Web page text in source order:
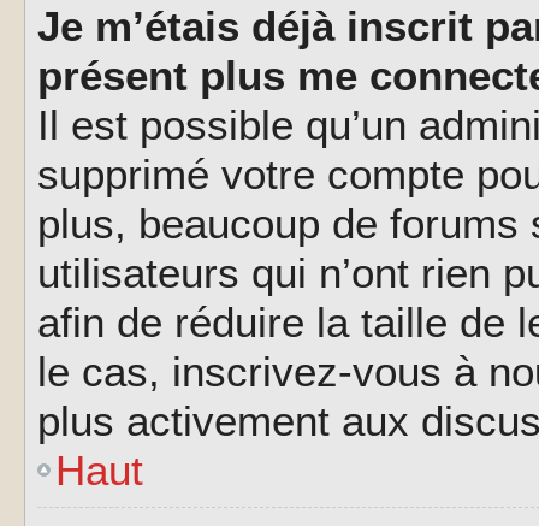
Je m’étais déjà inscrit
présent plus me
Il est possible qu’un
supprimé votre compte
plus, beaucoup de
utilisateurs qui n’ont rien
afin de réduire la taille de
le cas, inscrivez-vous à
plus activement aux
Haut